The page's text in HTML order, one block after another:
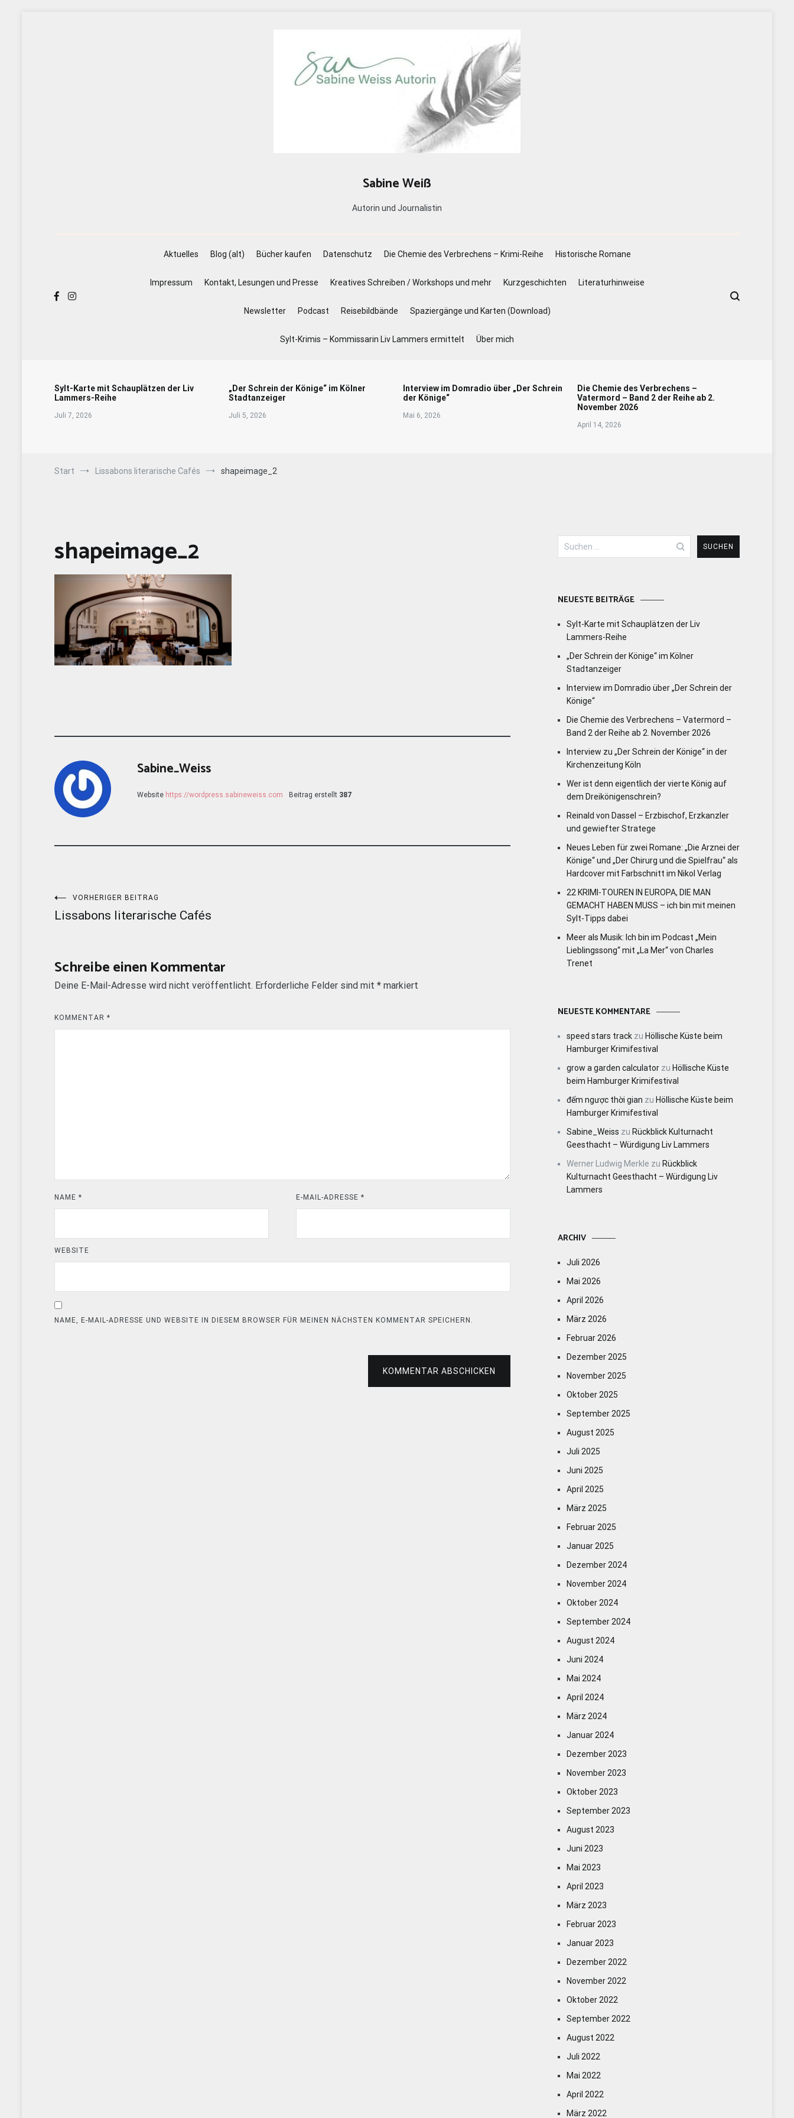
Sabine Weiß
Autorin und Journalistin
Aktuelles Blog (alt) Bücher kaufen Datenschutz Die Chemie des Verbrechens – Krimi-Reihe Historische Romane
Impressum Kontakt, Lesungen und Presse Kreatives Schreiben / Workshops und mehr Kurzgeschichten Literaturhinweise
Newsletter Podcast Reisebildbände Spaziergänge und Karten (Download)
Sylt-Krimis – Kommissarin Liv Lammers ermittelt Über mich
Sylt-Karte mit Schauplätzen der Liv
Lammers-Reihe
Juli 7, 2026
„Der Schrein der Könige“ im Kölner
Stadtanzeiger
Juli 5, 2026
Interview im Domradio über „Der Schrein
der Könige“
Mai 6, 2026
Die Chemie des Verbrechens –
Vatermord – Band 2 der Reihe ab 2.
November 2026
April 14, 2026
Start Lissabons literarische Cafés shapeimage_2
shapeimage_2
Sabine_Weiss
Website https://wordpress.sabineweiss.com Beitrag erstellt 387
Beitragsnavigation
VORHERIGER BEITRAG
Lissabons literarische Cafés
Schreibe einen Kommentar
Deine E-Mail-Adresse wird nicht veröffentlicht. Erforderliche Felder sind mit * markiert
KOMMENTAR *
NAME * E-MAIL-ADRESSE*
WEBSITE
NAME, E-MAIL-ADRESSE UND WEBSITE IN DIESEM BROWSER FÜR MEINEN NÄCHSTEN KOMMENTAR SPEICHERN.
KOMMENTAR ABSCHICKEN
Suchen
nach:
NEUESTE BEITRÄGE
Sylt-Karte mit Schauplätzen der Liv
Lammers-Reihe
„Der Schrein der Könige“ im Kölner
Stadtanzeiger
Interview im Domradio über „Der Schrein der
Könige“
Die Chemie des Verbrechens – Vatermord –
Band 2 der Reihe ab 2. November 2026
Interview zu „Der Schrein der Könige“ in der
Kirchenzeitung Köln
Wer ist denn eigentlich der vierte König auf
dem Dreikönigenschrein?
Reinald von Dassel – Erzbischof, Erzkanzler
und gewiefter Stratege
Neues Leben für zwei Romane: „Die Arznei der
Könige“ und „Der Chirurg und die Spielfrau“ als
Hardcover mit Farbschnitt im Nikol Verlag
22 KRIMI-TOUREN IN EUROPA, DIE MAN
GEMACHT HABEN MUSS – ich bin mit meinen
Sylt-Tipps dabei
Meer als Musik: Ich bin im Podcast „Mein
Lieblingssong“ mit „La Mer“ von Charles
Trenet
NEUESTE KOMMENTARE
speed stars track zu Höllische Küste beim
Hamburger Krimifestival
grow a garden calculator zu Höllische Küste
beim Hamburger Krimifestival
đếm ngược thời gian zu Höllische Küste beim
Hamburger Krimifestival
Sabine_Weiss zu Rückblick Kulturnacht
Geesthacht – Würdigung Liv Lammers
Werner Ludwig Merkle zu Rückblick
Kulturnacht Geesthacht – Würdigung Liv
Lammers
ARCHIV
Juli 2026
Mai 2026
April 2026
März 2026
Februar 2026
Dezember 2025
November 2025
Oktober 2025
September 2025
August 2025
Juli 2025
Juni 2025
April 2025
März 2025
Februar 2025
Januar 2025
Dezember 2024
November 2024
Oktober 2024
September 2024
August 2024
Juni 2024
Mai 2024
April 2024
März 2024
Januar 2024
Dezember 2023
November 2023
Oktober 2023
September 2023
August 2023
Juni 2023
Mai 2023
April 2023
März 2023
Februar 2023
Januar 2023
Dezember 2022
November 2022
Oktober 2022
September 2022
August 2022
Juli 2022
Mai 2022
April 2022
März 2022